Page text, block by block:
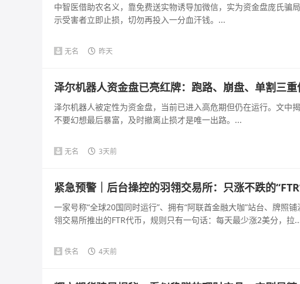
中智医借助农名义，靠免费送实物诱导加微信，实为资金盘庞氏
示受害者立即止损，切勿再投入一分血汗钱。...
无名 昨天
泽尔机器人资金盘已亮红牌：跑路、崩盘、单割三
泽尔机器人被定性为资金盘，当前已进入高危期但仍在运行。文中
不要幻想最后暴富，及时撤离止损才是唯一出路。...
无名 3天前
紧急预警｜后台操控的羽翎交易所：只涨不跌的
一家号称“全球20国同时运行”、拥有“阿联酋金融大咖”站台、牌照
翎交易所推出的FTR代币，规则只有一句话：每天最少涨2美分，拉
佚名 4天前